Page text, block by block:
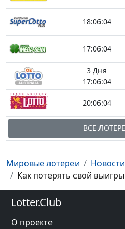
18:06:03
17:06:03
3 Дня
17:06:03
20:06:03
ВСЕ
Мировые лотереи
Как потерять свой
Lotter.Club
О проекте